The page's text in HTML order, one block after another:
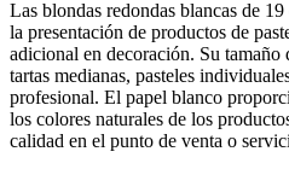
Las blondas redondas blancas de
la presentación de productos de
adicional en decoración. Su tamaño
tartas medianas, pasteles
profesional. El papel blanco
los colores naturales de los
calidad en el punto de venta o